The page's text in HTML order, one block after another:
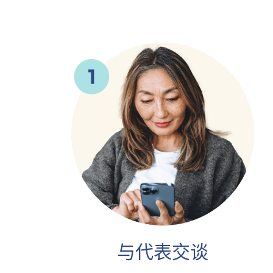
与代表交谈